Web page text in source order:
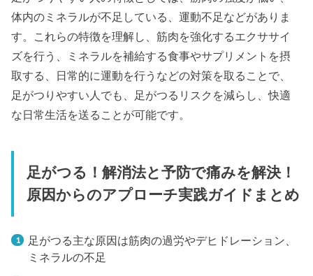
体内のミネラルが不足している、運動不足などがありま
す。これらの特徴を理解し、筋肉を強化するエクササイ
ズを行う、ミネラルを補給する食事やサプリメントを摂
取する、日常的に運動を行うなどの対策を取ることで、
足がつりやすい人でも、足がつるリスクを減らし、快適
な日常生活を送ることが可能です。
足がつる！解消法と予防で痛みを解決！
原因からのアプローチ実践ガイドまとめ
足がつる主な原因は筋肉の過労やデヒドレーション、
ミネラルの不足